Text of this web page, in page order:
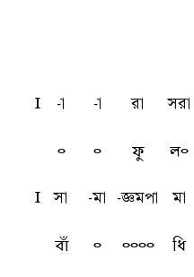
l -a -a ra sra
৹ ৹ ফু ল৹
l sa -ma -tmpa ma
বাঁ ৹ ৹৹৹৹ ধি